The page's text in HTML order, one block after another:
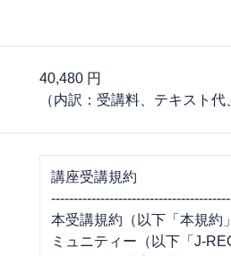
40,480 円
（内訳：受講料、テキスト
講座受講規約
本受講規約（以下「本規約
ミュニティー（以下「J-